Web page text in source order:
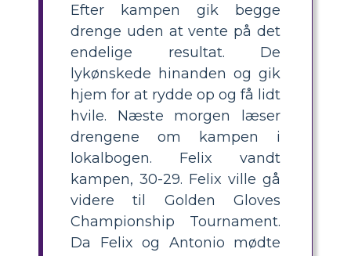
Efter kampen gik begge
drenge uden at vente på det
endelige resultat. De
lykønskede hinanden og gik
hjem for at rydde op og få lidt
hvile. Næste morgen læser
drengene om kampen i
lokalbogen. Felix vandt
kampen, 30-29. Felix ville gå
videre til Golden Gloves
Championship Tournament.
Da Felix og Antonio mødte